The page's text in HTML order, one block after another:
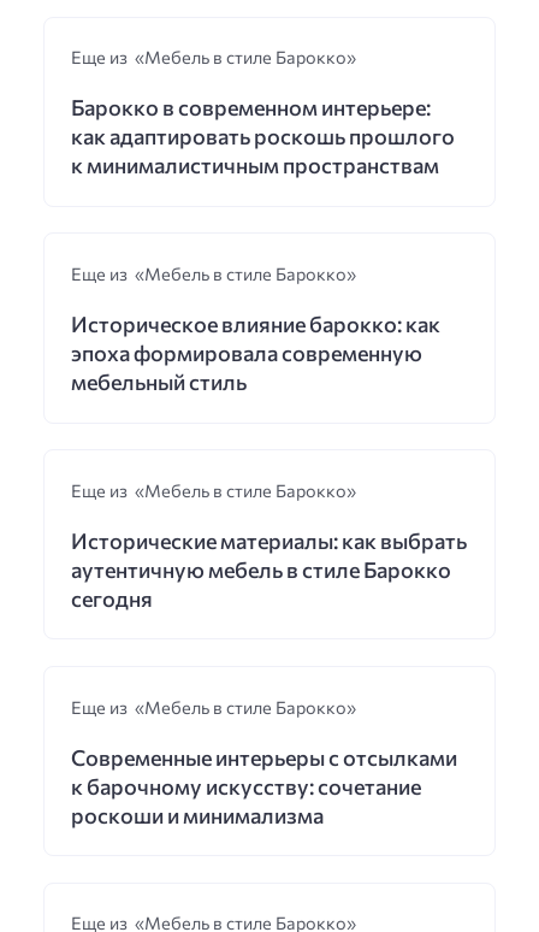
Еще из «Мебель в стиле Барокко»
Барокко в современном интерьере:
как адаптировать роскошь прошлого
к минималистичным пространствам
Еще из «Мебель в стиле Барокко»
Историческое влияние барокко: как
эпоха формировала современную
мебельный стиль
Еще из «Мебель в стиле Барокко»
Исторические материалы: как выбрать
аутентичную мебель в стиле Барокко
сегодня
Еще из «Мебель в стиле Барокко»
Современные интерьеры с отсылками
к барочному искусству: сочетание
роскоши и минимализма
Еще из «Мебель в стиле Барокко»